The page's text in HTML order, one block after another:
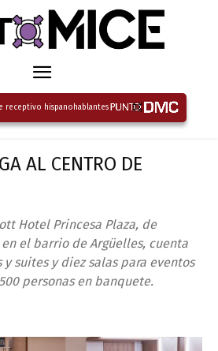
receptivo hispanohablantes
AL CENTRO DE
Hotel Princesa Plaza, de
el barrio de Argüelles, cuenta
suites y diez salas para eventos
personas en banquete.